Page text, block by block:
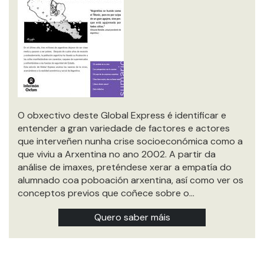
O obxectivo deste Global Express é identificar e
entender a gran variedade de factores e actores
que interveñen nunha crise socioeconómica como a
que viviu a Arxentina no ano 2002. A partir da
análise de imaxes, preténdese xerar a empatía do
alumnado coa poboación arxentina, así como ver os
conceptos previos que coñece sobre o…
Quero saber máis